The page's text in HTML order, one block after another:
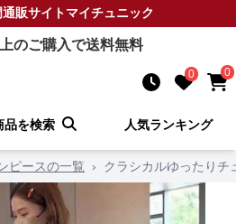
販サイトマイチュニック
のご購入で送料無料
0 0
品を検索 人気ランキング
ピースの一覧 › クラシカルゆったりチ